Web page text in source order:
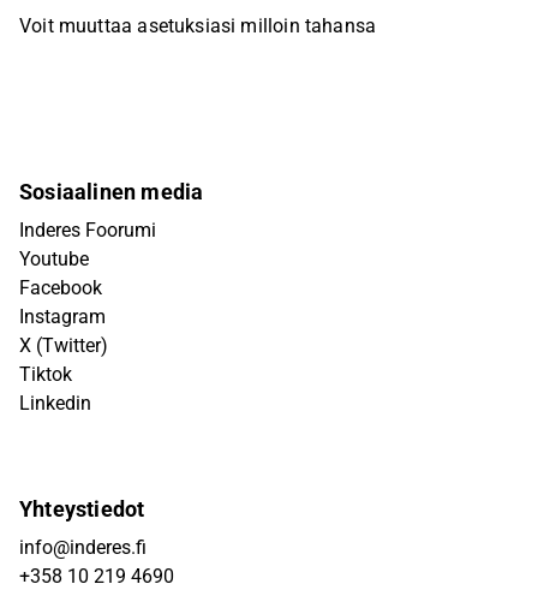
Voit muuttaa asetuksiasi milloin tahansa
Sosiaalinen media
Inderes Foorumi
Youtube
Facebook
Instagram
X (Twitter)
Tiktok
Linkedin
Yhteystiedot
info@inderes.fi
+358 10 219 4690